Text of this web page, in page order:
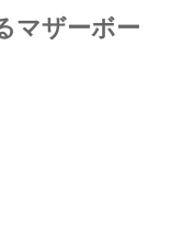
マザーボー